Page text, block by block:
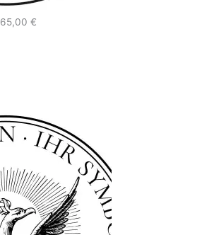
65,00 €